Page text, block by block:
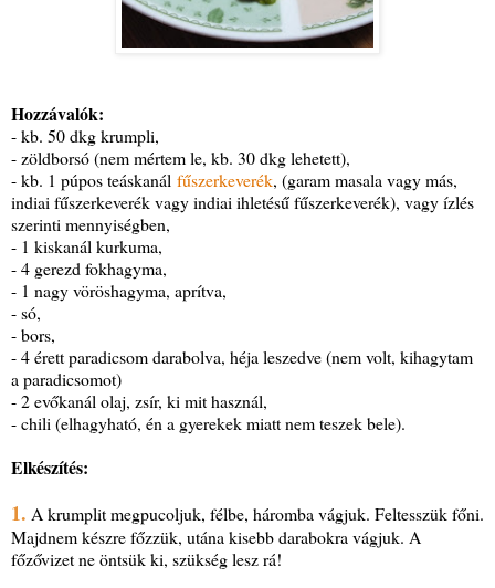
Hozzávalók:
- kb. 50 dkg krumpli,
- zöldborsó (nem mértem le, kb. 30 dkg lehetett),
- kb. 1 púpos teáskanál fűszerkeverék, (garam masala vagy más,
indiai fűszerkeverék vagy indiai ihletésű fűszerkeverék), vagy ízlés
szerinti mennyiségben,
- 1 kiskanál kurkuma,
- 4 gerezd fokhagyma,
- 1 nagy vöröshagyma, aprítva,
- só,
- bors,
- 4 érett paradicsom darabolva, héja leszedve (nem volt, kihagytam
a paradicsomot)
- 2 evőkanál olaj, zsír, ki mit használ,
- chili (elhagyható, én a gyerekek miatt nem teszek bele).
Elkészítés:
1. A krumplit megpucoljuk, félbe, háromba vágjuk. Feltesszük főni.
Majdnem készre főzzük, utána kisebb darabokra vágjuk. A
főzővizet ne öntsük ki, szükség lesz rá!